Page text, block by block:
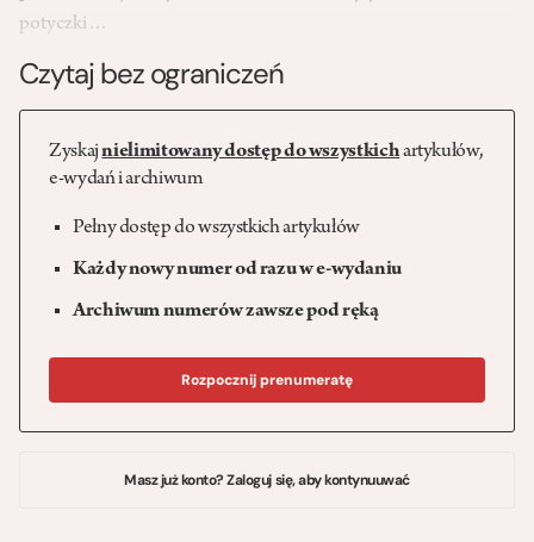
potyczki…
Czytaj bez ograniczeń
Zyskajnielimitowany dostęp do wszystkichartykułów,
e-wydań i archiwum
Pełny dostęp do wszystkich artykułów
Każdy nowy numer od razu w e-wydaniu
Archiwum numerów zawsze pod ręką
Rozpocznij prenumeratę
Masz już konto? Zaloguj się, aby kontynuuwać